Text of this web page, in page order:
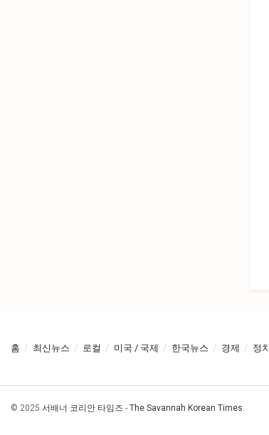
홈 최신뉴스 로컬 미국 / 국제 한국뉴스 경제 정치
© 2025 서배너 코리안 타임즈 - The Savannah Korean Times.